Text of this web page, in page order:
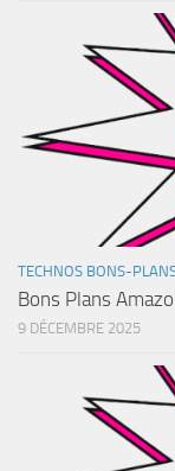
TECHNOS BONS-
Bons Plans
9 DÉCEMBRE 2025